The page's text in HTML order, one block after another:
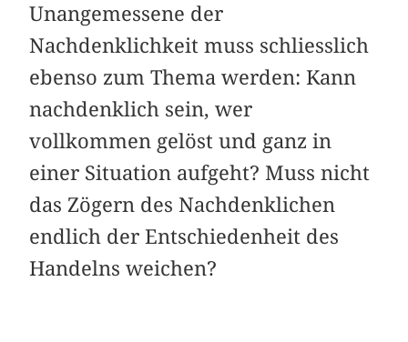
Unangemessene der
Nachdenklichkeit muss schliesslich
ebenso zum Thema werden: Kann
nachdenklich sein, wer
vollkommen gelöst und ganz in
einer Situation aufgeht? Muss nicht
das Zögern des Nachdenklichen
end­lich der Entschiedenheit des
Handelns weichen?